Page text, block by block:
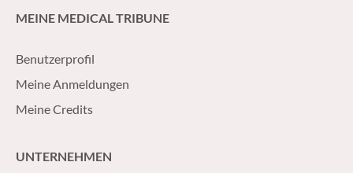
MEINE MEDICAL TRIBUNE
Benutzerprofil
Meine Anmeldungen
Meine Credits
UNTERNEHMEN